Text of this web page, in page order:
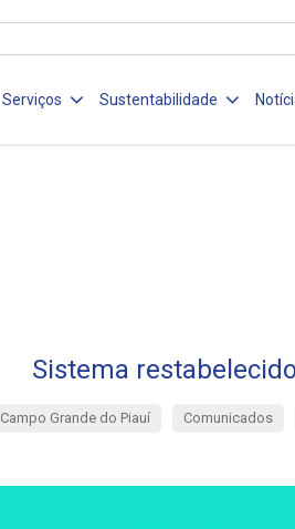
Serviços Sustentabilidade
Sistema
Campo Grande do Piauí Comunicados